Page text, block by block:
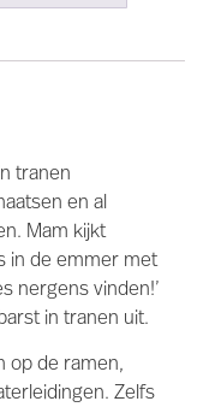
tranen
en al
Mam kijkt
in de emmer met
nergens vinden!’
in tranen uit.
op de ramen,
Zelfs